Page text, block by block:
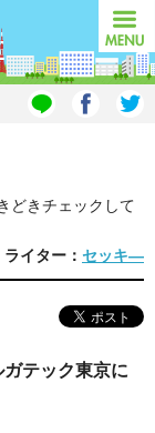
MENU
どきチェックして
ライター： セッキ―
テック東京に